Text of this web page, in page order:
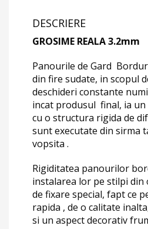
DESCRIERE
GROSIME REALA 3.2mm
Panourile de Gard
din fire sudate, in scopul
deschideri constante
incat produsul final, ia un
cu o structura rigida de
sunt executate din sirma
vopsita .
Rigiditatea panourilor
instalarea lor pe stilpi din
de fixare special, fapt ce
rapida , de o calitate
si un aspect decorativ